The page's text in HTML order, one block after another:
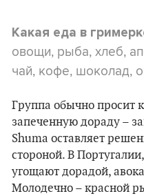
Какая еда в
овощи, рыба, хлеб,
чай, кофе, шоколад,
Группа обычно просит
запеченную дораду –
Shuma оставляет
стороной. В
угощают дорадой,
Молодечно – красной